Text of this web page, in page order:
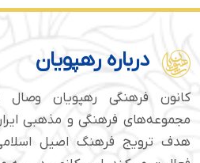
درباره رهپویان
کانون فرهنگی رهپویان وصال
هدف ترویج فرهنگ اصیل